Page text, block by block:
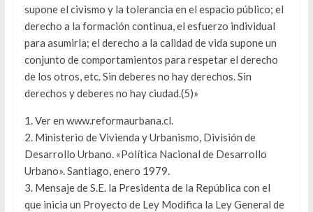
supone el civismo y la tolerancia en el espacio público; el
derecho a la formación continua, el esfuerzo individual
para asumirla; el derecho a la calidad de vida supone un
conjunto de comportamientos para respetar el derecho
de los otros, etc. Sin deberes no hay derechos. Sin
derechos y deberes no hay ciudad.(5)»
1. Ver en www.reformaurbana.cl.
2. Ministerio de Vivienda y Urbanismo, División de
Desarrollo Urbano. «Política Nacional de Desarrollo
Urbano». Santiago, enero 1979.
3. Mensaje de S.E. la Presidenta de la República con el
que inicia un Proyecto de Ley Modifica la Ley General de